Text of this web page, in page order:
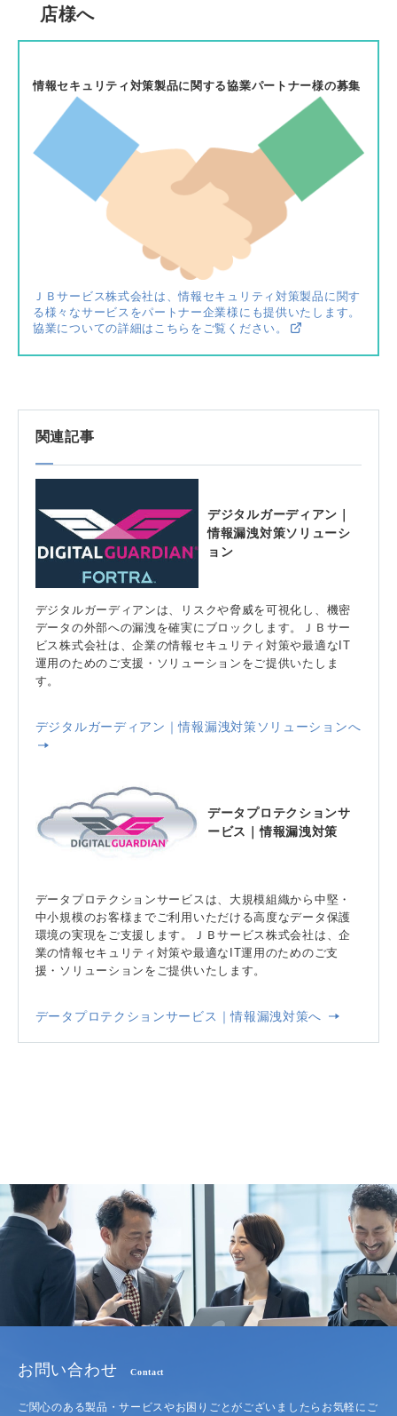
店様へ
情報セキュリティ対策製品に関する協業パートナー様の募集
ＪＢサービス株式会社は、情報セキュリティ対策製品に関す
る様々なサービスをパートナー企業様にも提供いたします。
協業についての詳細はこちらをご覧ください。
関連記事
デジタルガーディアン｜
情報漏洩対策ソリューシ
ョン
デジタルガーディアンは、リスクや脅威を可視化し、機密
データの外部への漏洩を確実にブロックします。ＪＢサー
ビス株式会社は、企業の情報セキュリティ対策や最適なIT
運用のためのご支援・ソリューションをご提供いたしま
す。
デジタルガーディアン｜情報漏洩対策ソリューションへ
データプロテクションサ
ービス｜情報漏洩対策
データプロテクションサービスは、大規模組織から中堅・
中小規模のお客様までご利用いただける高度なデータ保護
環境の実現をご支援します。ＪＢサービス株式会社は、企
業の情報セキュリティ対策や最適なIT運用のためのご支
援・ソリューションをご提供いたします。
データプロテクションサービス｜情報漏洩対策へ
お問い合わせ Contact
ご関心のある製品・サービスやお困りごとがございましたらお気軽にご